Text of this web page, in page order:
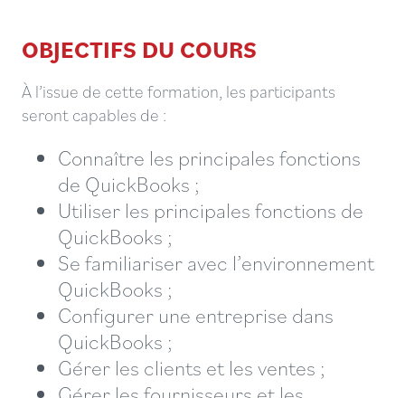
OBJECTIFS DU COURS
À l’issue de cette formation, les participants
seront capables de :
Connaître les principales fonctions
de QuickBooks ;
Utiliser les principales fonctions de
QuickBooks ;
Se familiariser avec l’environnement
QuickBooks ;
Configurer une entreprise dans
QuickBooks ;
Gérer les clients et les ventes ;